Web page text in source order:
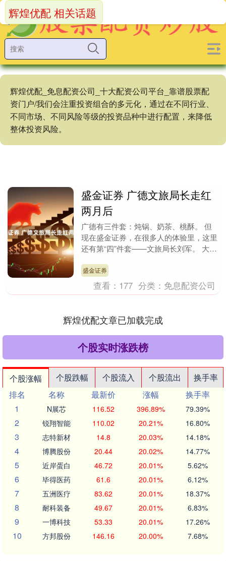
辉煌优配_免息配资公司_十大配资公司平台_靠谱股票配
资门户/我们会注重投资组合的多元化，通过在不同行业、
不同市场、不同风险等级的投资品种中进行配置，来降低
整体投资风险。
辉煌优配 相关话题
盛金证券 广德文旅局长走红
两月后
广德有三件套：炖锅、奶茶、桃酥。 但
现在盛金证券，在很多人的体验里，这里
还有第“四”件套——文旅局长刘军。 大约
友一股脑儿的....
盛金证券
查看： 177 分类： 免息配资公司
辉煌优配文章已加载完成
个股实时涨跌榜
个股涨幅 个股跌幅 个股流入 个股流出
换手率
排名
名称 最新价 涨幅
换手率
1
N展芯 116.52 396.89% 79.39%
2 锐翔智能 110.02 20.21% 16.80%
3 志特新材 14.8 20.03% 14.18%
4 博腾股份 20.44 20.02% 14.77%
5 近岸蛋白 46.72 20.01% 5.62%
6 毕得医药 61.6 20.01% 6.12%
7 五洲医疗 83.62 20.01% 18.37%
8 耐科装备 49.67 20.01% 6.83%
9 一博科技 53.33 20.01% 17.26%
10 方邦股份 146.16 20.00% 7.68%